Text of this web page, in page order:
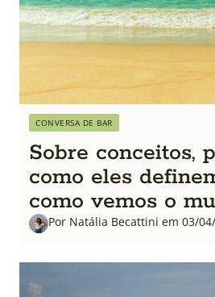
CONVERSA DE BAR
Sobre conceitos,
como eles
como vemos o
Por Natália Becattini em 03/